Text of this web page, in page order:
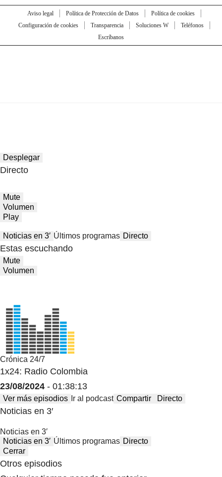
Aviso legal Política de Protección de Datos
Política de cookies
Configuración de cookies
Transparencia Soluciones W
Teléfonos
Escríbanos
Desplegar
Directo
Mute
Volumen
Play
Noticias en 3′ Últimos programas Directo
Estas escuchando
Mute
Volumen
Crónica 24/7
1x24: Radio Colombia
23/08/2024 - 01:38:13
Ver más episodios Ir al podcast Compartir Directo
Noticias en 3′
Noticias en 3′
Noticias en 3′ Últimos programas Directo
Cerrar
Otros episodios